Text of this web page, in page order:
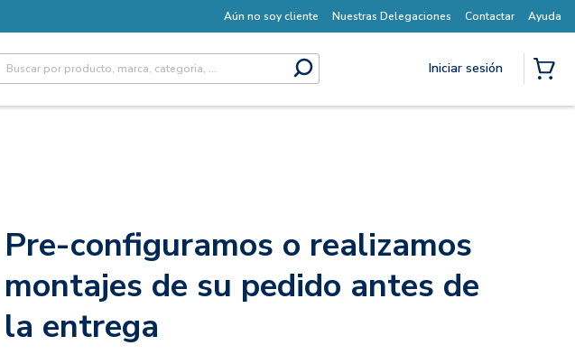
Aún no soy cliente Nuestras Delegaciones Contactar Ayuda
Site Search
submit search
Iniciar sesión
Pre-configuramos o realizamos
montajes de su pedido antes de
la entrega